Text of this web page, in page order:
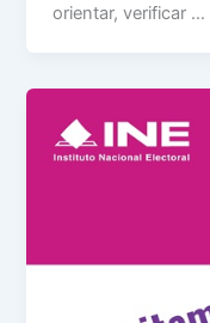
orientar, verificar …